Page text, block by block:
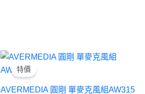
特價
AVERMEDIA 圓剛 單麥克風組AW315
原
價
NT$5,450。
目
NT$4,850。